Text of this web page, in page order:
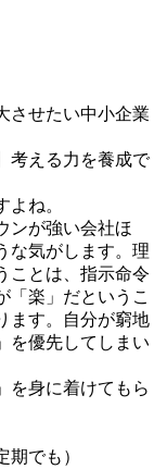
させたい中小企業
考える力を養成で
ね。
ンが強い会社ほ
な気がします。理
ことは、指示命令
「楽」だというこ
ます。自分が窮地
を優先してしまい
を身に着けてもら
期でも）